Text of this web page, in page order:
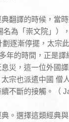
翻譯的時候，當
為「崇文院」）
逐漸停擺，太宗
年的時間，正是
災，這一位外國
宗也派遣中國 僧
不斷的接觸。（
。選擇這類經典